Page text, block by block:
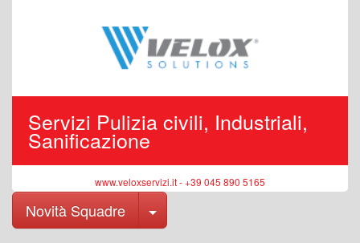
Servizi Pulizia civili, Industriali,
Sanificazione
www.veloxservizi.it - +39 045 890 5165
Novità Squadre Toggle Dropdown